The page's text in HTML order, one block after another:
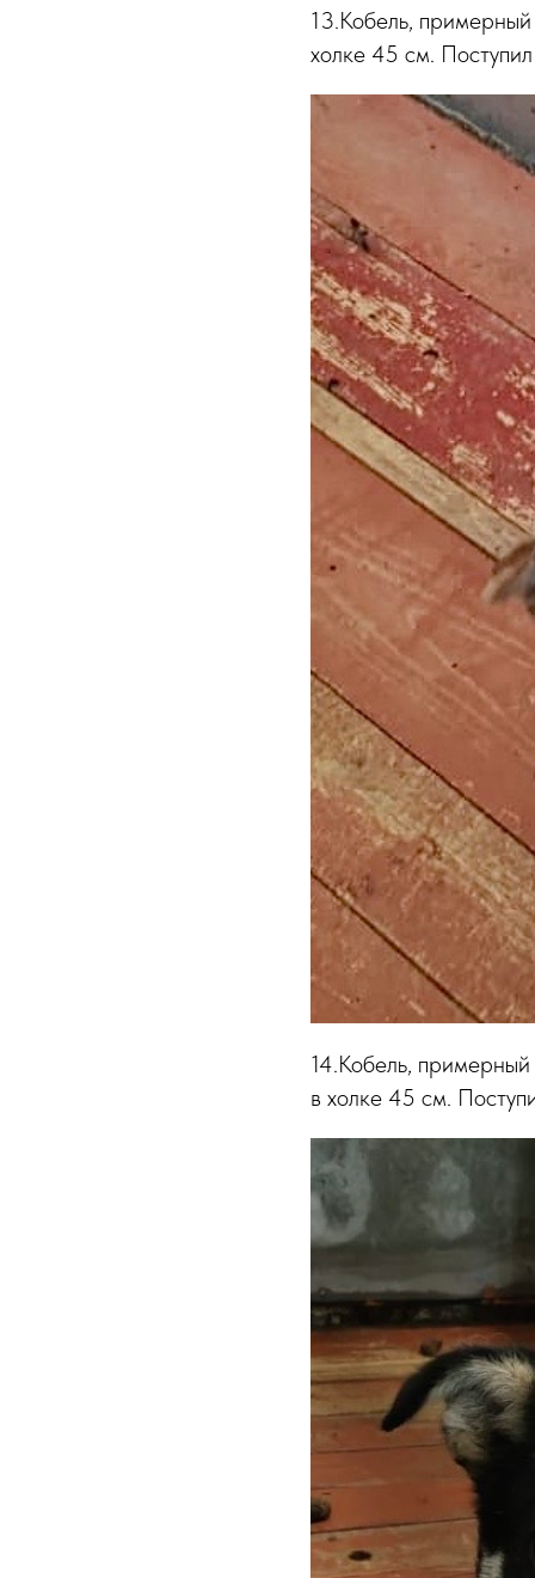
13.Кобель,
холке 45 см.
14.Кобель,
в холке 45 см.